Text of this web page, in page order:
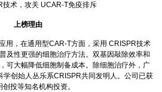
技术，攻关 UCAR-T免疫排斥
上榜理由
用，在通用型CAR-T方面，采用 CRISPR技术
及性更强的细胞治疗方法。双基因敲除效率和
可大幅降低细胞制备成本。除细胞治疗外，广
学创始人丛乐系CRISPR共同发明人。公司已获
创投等知名机构投资。